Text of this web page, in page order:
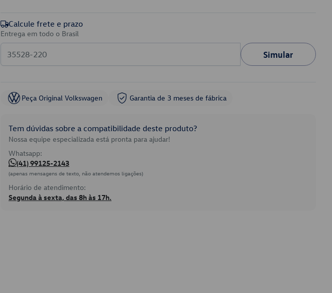
Calcule frete e prazo
Entrega em todo o Brasil
Simular
Peça Original Volkswagen Garantia de 3 meses de fábrica
Tem dúvidas sobre a compatibilidade deste produto?
Nossa equipe especializada está pronta para ajudar!
Whatsapp:
(41) 99125-2143
(apenas mensagens de texto, não atendemos ligações)
Horário de atendimento:
Segunda à sexta, das 8h às 17h.